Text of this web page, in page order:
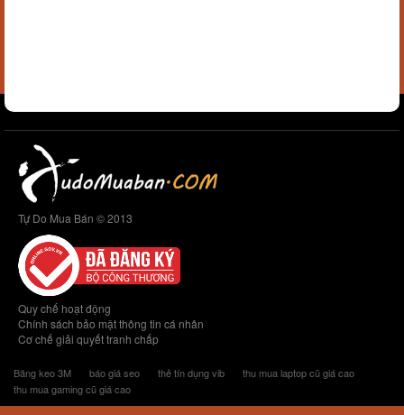
Tự Do Mua Bán © 2013
Quy chế hoạt động
Chính sách bảo mật thông tin cá nhân
Cơ chế giải quyết tranh chấp
Băng keo 3M báo giá seo thẻ tín dụng vib
thu mua laptop cũ giá cao
thu mua gaming cũ giá cao